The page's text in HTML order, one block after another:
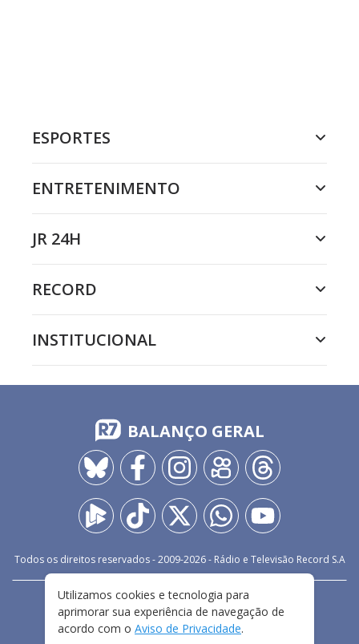
ESPORTES
ENTRETENIMENTO
JR 24H
RECORD
INSTITUCIONAL
BALANÇO GERAL
Todos os direitos reservados - 2009-2026- Rádio e Televisão Record S.A
FALE CONOSCO
PRIVACIDADE
TERMOS E CONDIÇÕES DE USO
Utilizamos cookies e tecnologia para
aprimorar sua experiência de navegação de
acordo com o Aviso de Privacidade.